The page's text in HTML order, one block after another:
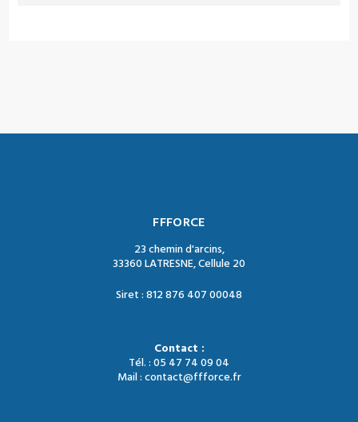
FFFORCE
23 chemin d'arcins,
33360 LATRESNE, Cellule 20
Siret : 812 876 407 00048
Contact :
Tél. : 05 47 74 09 04
Mail : contact@ffforce.fr